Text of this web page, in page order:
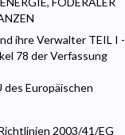
ihre Verwalter TEIL I -
78 der Verfassung
Europäischen
2003/41/EG